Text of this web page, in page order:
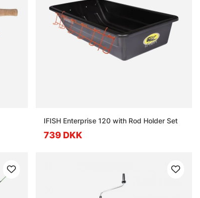
IFISH Enterprise 120 with Rod Holder Set
739 DKK